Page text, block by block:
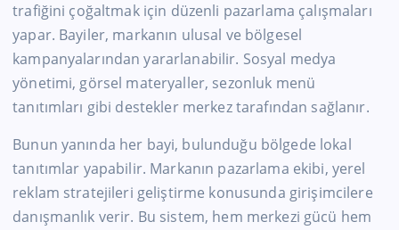
trafiğini çoğaltmak için düzenli pazarlama çalışmaları
yapar. Bayiler, markanın ulusal ve bölgesel
kampanyalarından yararlanabilir. Sosyal medya
yönetimi, görsel materyaller, sezonluk menü
tanıtımları gibi destekler merkez tarafından sağlanır.
Bunun yanında her bayi, bulunduğu bölgede lokal
tanıtımlar yapabilir. Markanın pazarlama ekibi, yerel
reklam stratejileri geliştirme konusunda girişimcilere
danışmanlık verir. Bu sistem, hem merkezi gücü hem